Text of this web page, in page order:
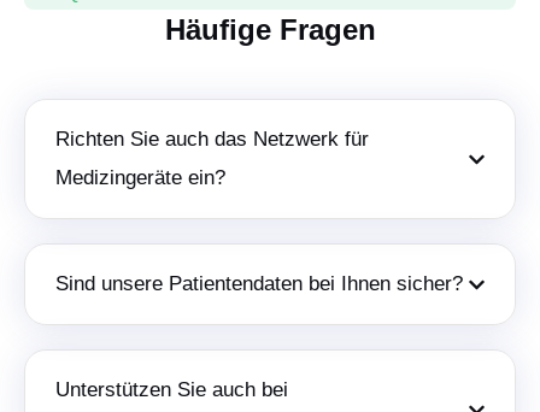
Häufige Fragen
Richten Sie auch das Netzwerk für
Medizingeräte ein?
Sind unsere Patientendaten bei Ihnen sicher?
Unterstützen Sie auch bei